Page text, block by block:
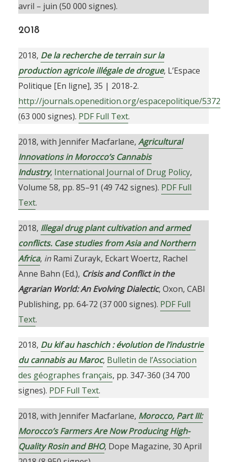
avril – juin (50 000 signes).
2018
2018, De la recherche de terrain sur la
production agricole illégale de drogue, L’Espace
Politique [En ligne], 35 | 2018-2.
http://journals.openedition.org/espacepolitique/5372
(63 000 signes). PDF Full Text.
2018, with Jennifer Macfarlane, Agricultural
Innovations in Morocco’s Cannabis
Industry, International Journal of Drug Policy,
Volume 58, pp. 85–91 (49 742 signes). PDF Full
Text.
2018, Illegal drug plant cultivation and armed
conflicts. Case studies from Asia and Northern
Africa, inRami Zurayk, Eckart Woertz, Rachel
Anne Bahn (Ed.), Crisis and Conflict in the
Agrarian World: An Evolving Dialectic, Oxon, CABI
Publishing, pp. 64-72 (37 000 signes). PDF Full
Text.
2018, Du kif au haschich : évolution de l’industrie
du cannabis au Maroc, Bulletin de l’Association
des géographes français, pp. 347-360 (34 700
signes). PDF Full Text.
2018, with Jennifer Macfarlane, Morocco, Part III:
Morocco’s Farmers Are Now Producing High-
Quality Rosin and BHO, Dope Magazine, 30 April